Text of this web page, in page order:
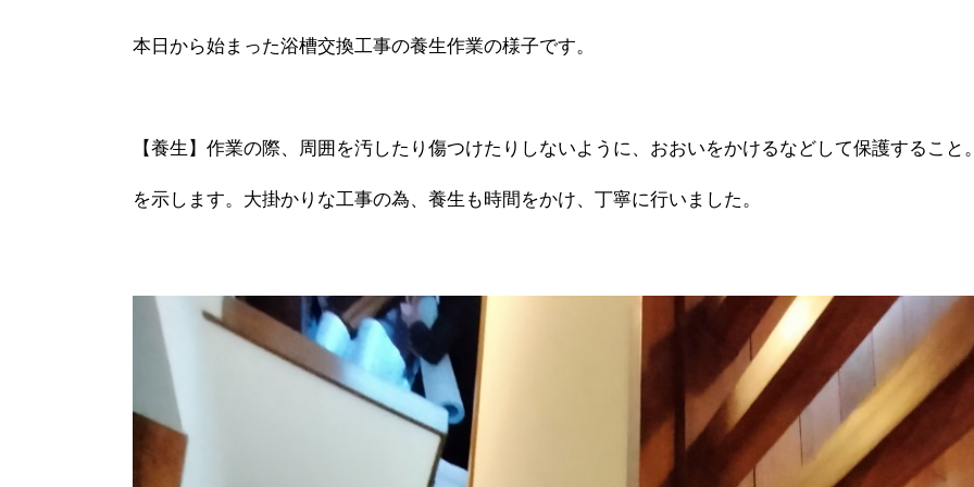
本日から始まった浴槽交換工事の養生作業の様子です。
【養生】作業の際、周囲を汚したり傷つけたりしないように、おおいをかけるなどして保護すること
を示します。大掛かりな工事の為、養生も時間をかけ、丁寧に行いました。